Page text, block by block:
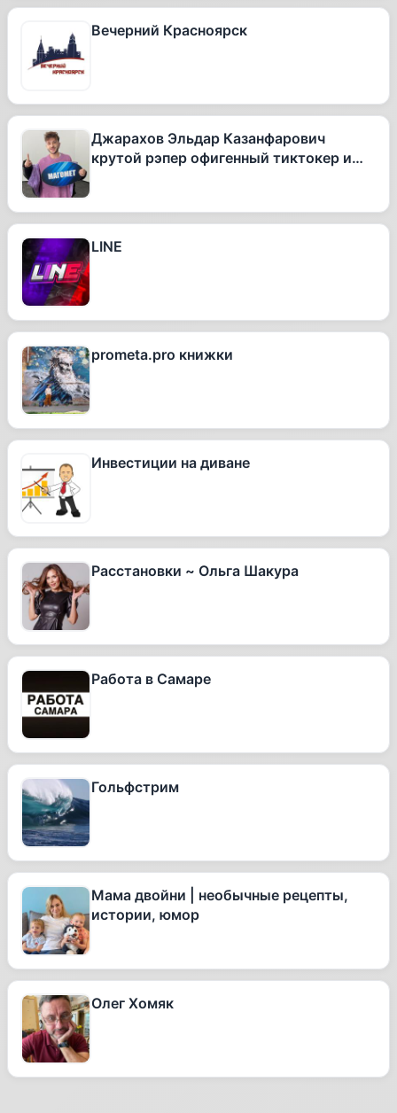
Вечерний Красноярск
Джарахов Эльдар Казанфарович
крутой рэпер офигенный тиктокер и
LINE
prometa.pro книжки
Инвестиции на диване
Расстановки ~ Ольга Шакура
Работа в Самаре
Гольфстрим
Мама двойни | необычные рецепты,
истории, юмор
Олег Хомяк